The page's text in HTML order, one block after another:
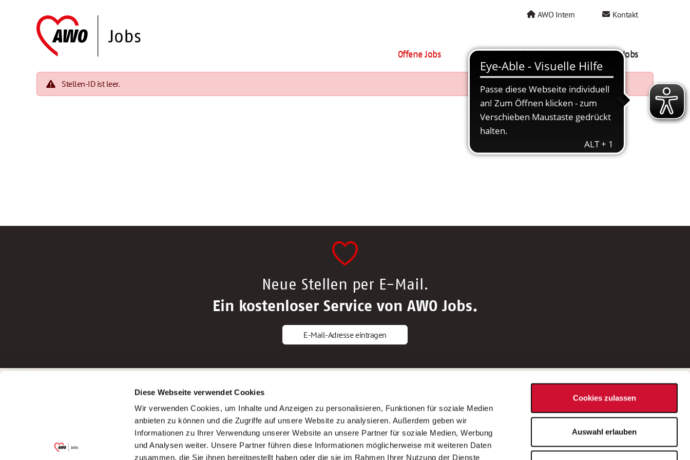
Diese Webseite verwendet Cookies
Wir verwenden Cookies, um Inhalte und Anzeigen zu personalisieren, Funktionen für soziale Medien
anbieten zu können und die Zugriffe auf unsere Website zu analysieren. Außerdem geben wir
Informationen zu Ihrer Verwendung unserer Website an unsere Partner für soziale Medien, Werbung
und Analysen weiter. Unsere Partner führen diese Informationen möglicherweise mit weiteren Daten
zusammen, die Sie ihnen bereitgestellt haben oder die sie im Rahmen Ihrer Nutzung der Dienste
Cookies zulassen
Auswahl erlauben
AWO Intern Kontakt
Offene Jobs AWO als Arbeitgeber Mein AWO Jobs
Stellen-ID ist leer.
Neue Stellen per E-Mail.
Ein kostenloser Service von AWO Jobs.
E-Mail-Adresse eintragen
Garitz Bewirtschaftungsbetriebe GmbH
(Ein Tochterunternehmen des AWO
Bezirksverbandes Unterfranken e.V.)
Bewerbungstipps
Bewerbung als Altenpfleger*in
Bewerbung als Krankenpfleger*in
Bewerbung als Altenpflegehelfer*in
Bewerbung als Erzieher*in
AWO Gliederungen nach Bundesland
Stellenangebote nach Bundesländern
Sitemap
Impressum
Datenschutz
Bei Fragen zu einer Stellenausschreibung
wenden Sie sich bitte an die*den in der
Stellenausschreibung genannte*n